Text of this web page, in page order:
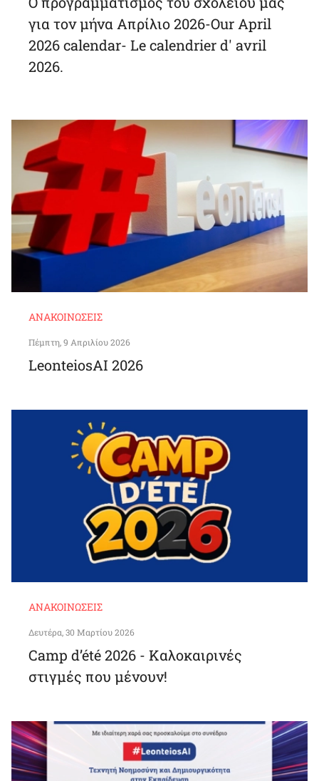
για τον μήνα Απρίλιο 2026-Our April
2026 calendar- Le calendrier d' avril
2026.
ΑΝΑΚΟΙΝΏΣΕΙΣ
Πέμπτη, 9 Απριλίου 2026
LeonteiosAI 2026
ΑΝΑΚΟΙΝΏΣΕΙΣ
Δευτέρα, 30 Μαρτίου 2026
Camp d’été 2026 - Καλοκαιρινές
στιγμές που μένουν!